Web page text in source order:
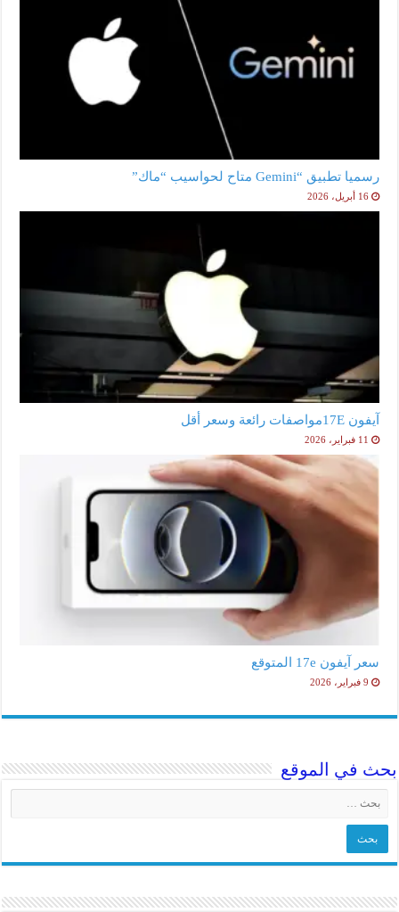
رسميا تطبيق “Gemini متاح لحواسيب “ماك”
16 أبريل، 2026
آيفون 17Eمواصفات رائعة وسعر أقل
11 فبراير، 2026
سعر آيفون 17e المتوقع
9 فبراير، 2026
بحث في الموقع